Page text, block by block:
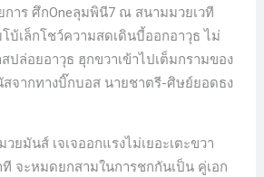
การ ศึกOneลุมพินี7 ณ สนามมวยเวที
เล็กโชว์ความสดเดินบี้ออกอาวุธ ไม่
ปล่อยอาวุธ ฮุกขวาเข้าไปเต็มกรามของ
สจากทางบิ๊กบอส นายชาตรี-ศิษย์ยอดธง
มวยมันส์ เจเจออกแรงไม่เยอะเตะขวา
จะหมดยกสามในการชกกันเป็น คู่เอก